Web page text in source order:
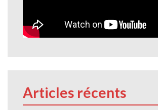
Articles récents